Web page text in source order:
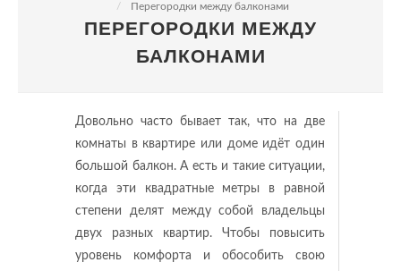
Перегородки между балконами
ПЕРЕГОРОДКИ МЕЖДУ
БАЛКОНАМИ
Довольно часто бывает так, что на две
комнаты в квартире или доме идёт один
большой балкон. А есть и такие ситуации,
когда эти квадратные метры в равной
степени делят между собой владельцы
двух разных квартир. Чтобы повысить
уровень комфорта и обособить свою